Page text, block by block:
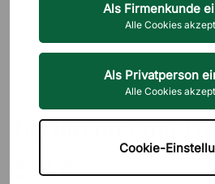
Als Firmenkunde
Alle Cookies
Als Privatperson
Alle Cookies
Cookie-
Tischtrennwand
344 €